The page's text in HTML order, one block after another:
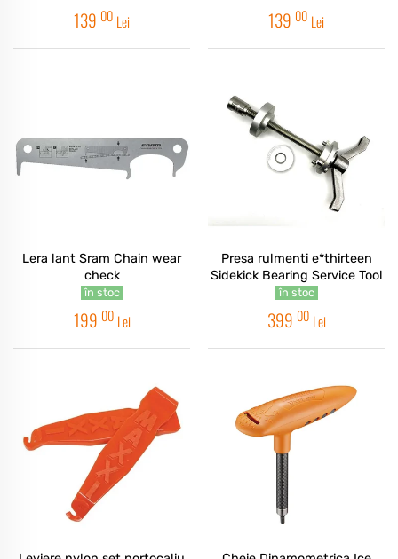
139 00 Lei 139 00 Lei
Lera lant Sram Chain wear
check
în stoc
199 00 Lei
Presa rulmenti e*thirteen
Sidekick Bearing Service Tool
în stoc
399 00 Lei